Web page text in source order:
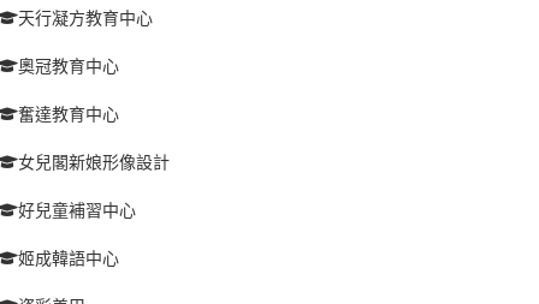
天行凝方教育中心
奧冠教育中心
奮達教育中心
女兒閣新娘形像設計
好兒童補習中心
姬成韓語中心